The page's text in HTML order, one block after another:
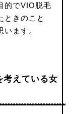
的でVIO脱毛
ときのこと
ます。
考えている女